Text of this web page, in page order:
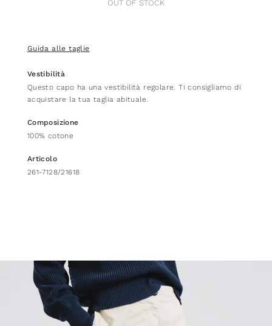
OUT OF STOCK
Guida alle taglie
Vestibilità
Questo capo ha una vestibilità regolare. Ti consigliamo di
acquistare la tua taglia abituale.
Composizione
100% cotone
Articolo
261-7128/21618